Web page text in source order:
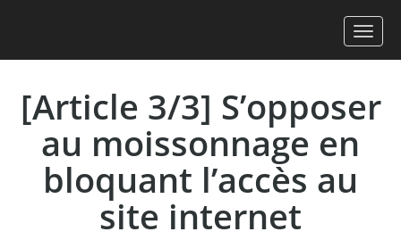
[Article 3/3] S’opposer
au moissonnage en
bloquant l’accès au
site internet